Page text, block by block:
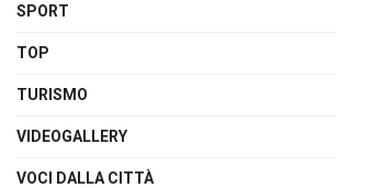
SPORT
TOP
TURISMO
VIDEOGALLERY
VOCI DALLA CITTÀ